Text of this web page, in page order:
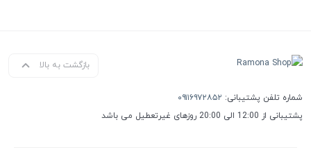
بازگشت به بالا
شماره تلفن پشتیبانی: ۰۹۱۱۶۹۷۲۸۵۲
پشتیبانی از 12:00 الی 20:00 روزهای غیرتعطیل می باشد